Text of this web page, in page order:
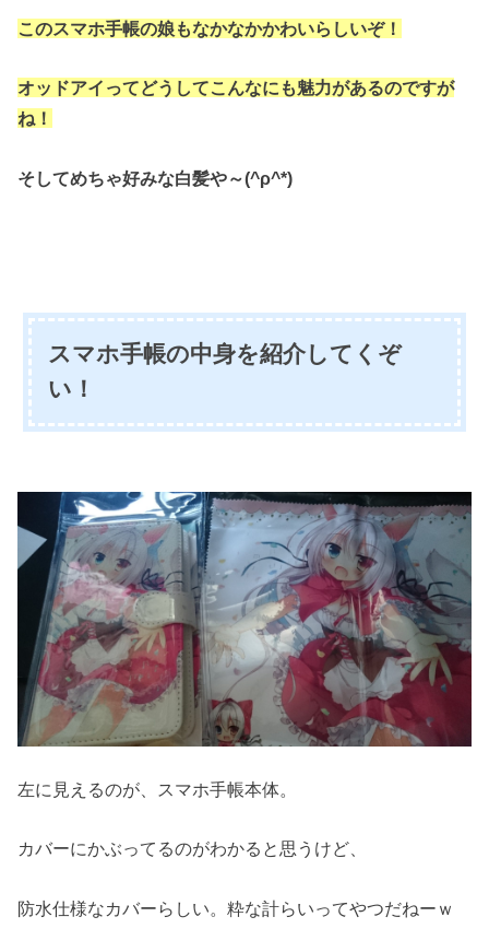
このスマホ手帳の娘もなかなかかわいらしいぞ！
オッドアイってどうしてこんなにも魅力があるのですが
ね！
そしてめちゃ好みな白髪や～(^ρ^*)
スマホ手帳の中身を紹介してくぞ
い！
左に見えるのが、スマホ手帳本体。
カバーにかぶってるのがわかると思うけど、
防水仕様なカバーらしい。粋な計らいってやつだねーｗ